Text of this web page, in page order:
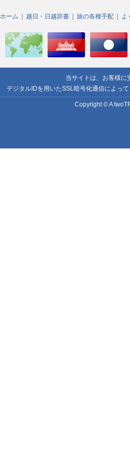
ホーム 越日・日越辞書 旅の各種手配 よ
当サイトは、お客様に
デジタルIDを用いたSSL暗号化通信によっ
Copyright © A